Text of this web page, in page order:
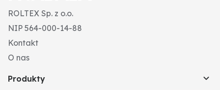
ROLTEX Sp. z o.o.
NIP 564-000-14-88
Kontakt
O nas
Produkty